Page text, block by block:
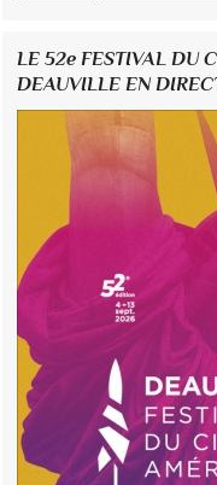
LE 52e FESTIVAL DU
DEAUVILLE EN